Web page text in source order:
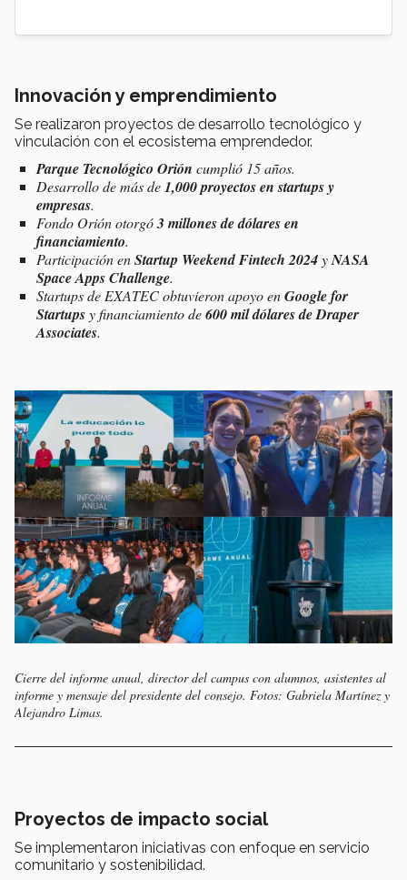
Innovación y emprendimiento
Se realizaron proyectos de desarrollo tecnológico y
vinculación con el ecosistema emprendedor.
Parque Tecnológico Orión cumplió 15 años.
Desarrollo de más de1,000 proyectos en startups y
empresas.
Fondo Orión otorgó3 millones de dólares en
financiamiento.
Participación enStartup Weekend Fintech 2024yNASA
Space Apps Challenge.
Startups de EXATEC obtuvieron apoyo enGoogle for
Startupsy financiamiento de600 mil dólares de Draper
Associates.
Cierre del informe anual, director del campus con alumnos, asistentes al
informe y mensaje del presidente del consejo. Fotos: Gabriela Martínez y
Alejandro Limas.
Proyectos de impacto social
Se implementaron iniciativas con enfoque en servicio
comunitario y sostenibilidad.